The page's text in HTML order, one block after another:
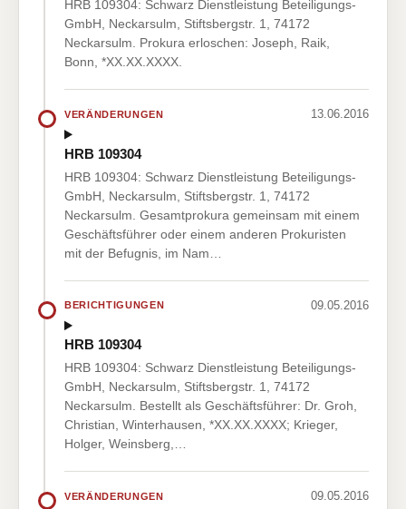
HRB 109304: Schwarz Dienstleistung Beteiligungs-
GmbH, Neckarsulm, Stiftsbergstr. 1, 74172
Neckarsulm. Prokura erloschen: Joseph, Raik,
Bonn, *XX.XX.XXXX.
VERÄNDERUNGEN 13.06.2016
HRB 109304
HRB 109304: Schwarz Dienstleistung Beteiligungs-
GmbH, Neckarsulm, Stiftsbergstr. 1, 74172
Neckarsulm. Gesamtprokura gemeinsam mit einem
Geschäftsführer oder einem anderen Prokuristen
mit der Befugnis, im Nam…
BERICHTIGUNGEN 09.05.2016
HRB 109304
HRB 109304: Schwarz Dienstleistung Beteiligungs-
GmbH, Neckarsulm, Stiftsbergstr. 1, 74172
Neckarsulm. Bestellt als Geschäftsführer: Dr. Groh,
Christian, Winterhausen, *XX.XX.XXXX; Krieger,
Holger, Weinsberg,…
VERÄNDERUNGEN 09.05.2016